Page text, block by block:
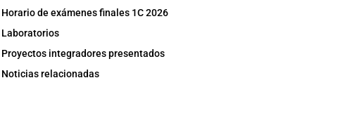
Horario de exámenes finales 1C 2026
Laboratorios
Proyectos integradores presentados
Noticias relacionadas